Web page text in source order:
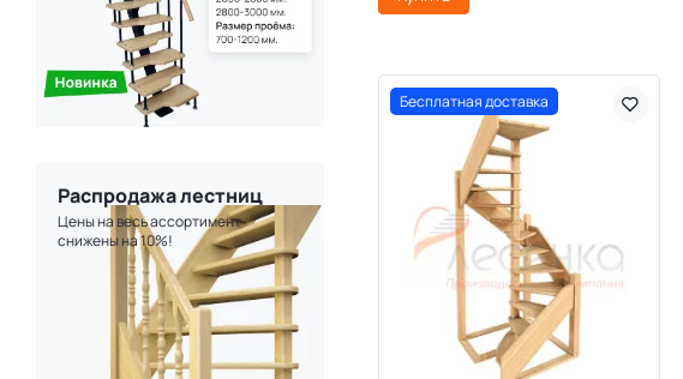
Распродажа лестниц
Цены на весь ассортимент
снижены на 10%!
Бесплатная доставка